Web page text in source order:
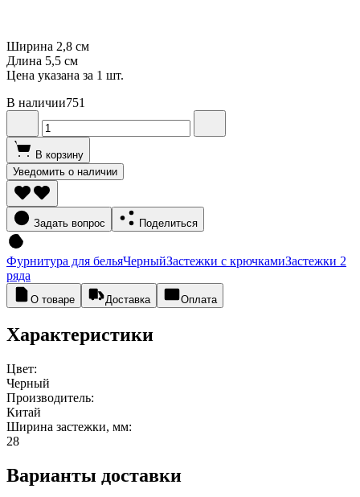
Ширина 2,8 см
Длина 5,5 см
Цена указана за 1 шт.
В наличии751
В корзину
Уведомить о наличии
Задать вопрос Поделиться
Фурнитура для бельяЧерныйЗастежки с крючкамиЗастежки 2
ряда
О товаре Доставка Оплата
Характеристики
Цвет:
Черный
Производитель:
Китай
Ширина застежки, мм:
28
Варианты доставки